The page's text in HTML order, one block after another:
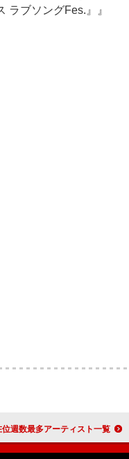
ラブソングFes.』』
・スウィフト／ザ・ビートルズ／エルヴィスほか、米ビルボード“Billboard 200”首位在位週数最多アーティスト一覧